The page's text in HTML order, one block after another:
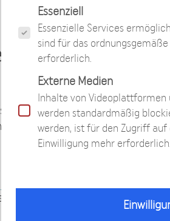
Verlängerung
Ästhetische u.
Patienten, für deren Aufgaben
ihrem Beruf während
Es folgt eine Liste der
Essenziell
Essenzielle Services
sind für das
erforderlich.
Externe Medien
Inhalte von
werden standardmäßig
werden, ist für den Zugriff
Einwilligung mehr erforderlich.